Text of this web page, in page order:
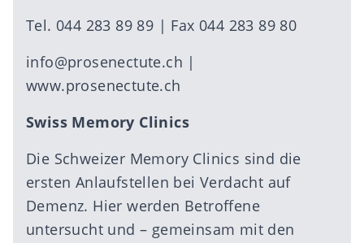
Tel. 044 283 89 89 | Fax 044 283 89 80
info@prosenectute.ch |
www.prosenectute.ch
Swiss Memory Clinics
Die Schweizer Memory Clinics sind die
ersten Anlaufstellen bei Verdacht auf
Demenz. Hier werden Betroffene
untersucht und – gemeinsam mit den